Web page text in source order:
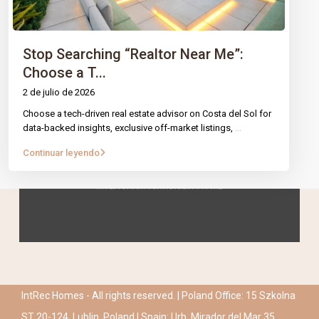
Stop Searching “Realtor Near Me”:
Choose a T...
2 de julio de 2026
Choose a tech-driven real estate advisor on Costa del Sol for
data-backed insights, exclusive off-market listings,
Continuar leyendo
IntRec Homes - All rights reserved. | Poland Office: 15 Szkolna